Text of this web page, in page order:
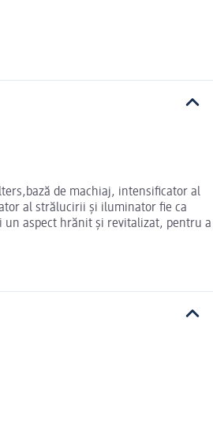
de machiaj, intensificator al
al strălucirii și iluminator fie ca
un aspect hrănit și revitalizat, pentru a